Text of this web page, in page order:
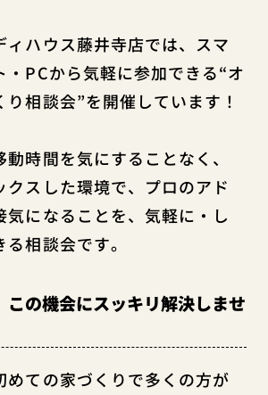
ハウス藤井寺店では、 スマ
・PCから気軽に参加できる“オ
り相談会”を開催しています！
時間を気にすることなく、
クスした環境で、プロのアド
気になることを、気軽に・し
相談会です。
この機会にスッキリ解決しませ
めての家づくりで多くの方が